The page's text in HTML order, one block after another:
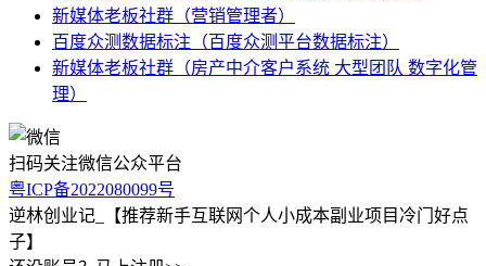
新媒体老板社群（营销管理者）
百度众测数据标注（百度众测平台数据标注）
新媒体老板社群（房产中介客户系统 大型团队 数字化管
理）
扫码关注微信公众平台
粤ICP备2022080099号
逆林创业记_【推荐新手互联网个人小成本副业项目冷门好点
子】